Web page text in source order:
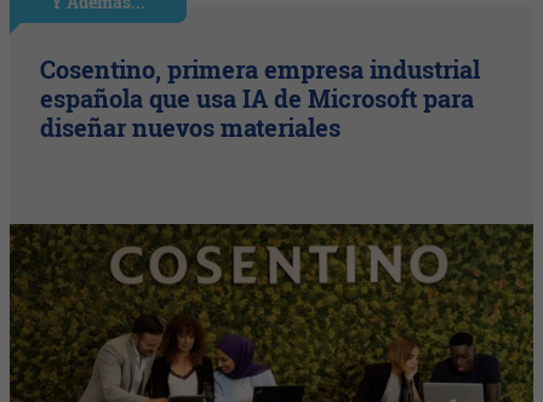
Cosentino, primera empresa industrial
española que usa IA de Microsoft para
diseñar nuevos materiales